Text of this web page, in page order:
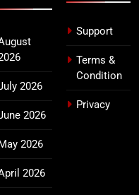
2026
2026
2026
2026
Support
Terms &
Condition
Privacy